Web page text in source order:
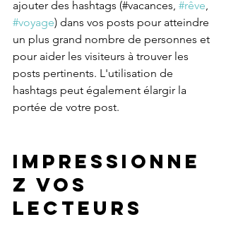
ajouter des hashtags (#vacances, #rêve,
#voyage) dans vos posts pour atteindre
un plus grand nombre de personnes et
pour aider les visiteurs à trouver les
posts pertinents. L'utilisation de
hashtags peut également élargir la
portée de votre post.
Impressionne
z vos
lecteurs